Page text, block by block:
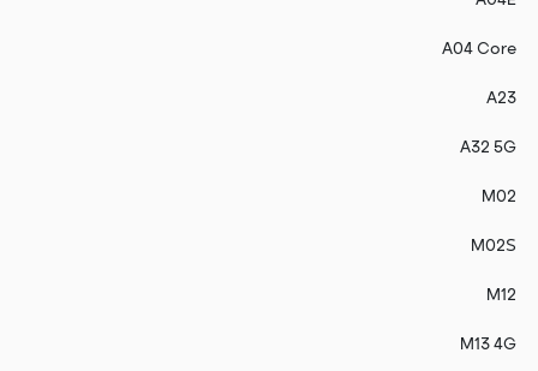
A04 Core
A23
A32 5G
M02
M02S
M12
M13 4G